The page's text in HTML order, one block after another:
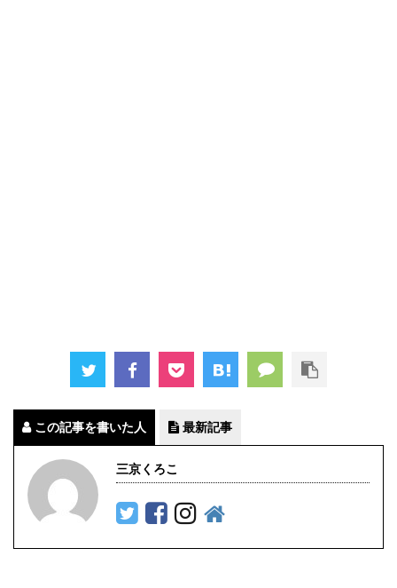
この記事を書いた人 最新記事
三京くろこ